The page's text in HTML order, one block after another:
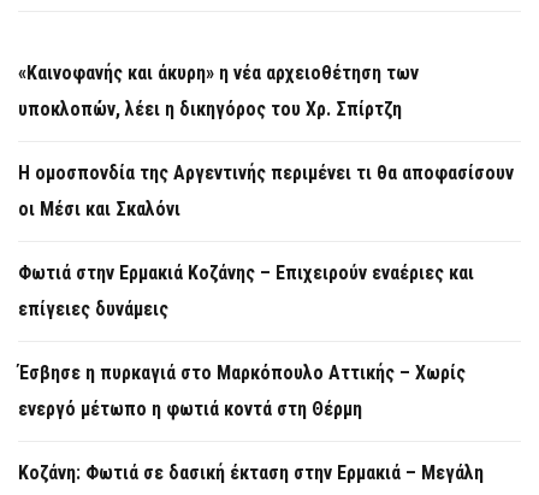
«Καινοφανής και άκυρη» η νέα αρχειοθέτηση των
υποκλοπών, λέει η δικηγόρος του Χρ. Σπίρτζη
Η ομοσπονδία της Αργεντινής περιμένει τι θα αποφασίσουν
οι Μέσι και Σκαλόνι
Φωτιά στην Ερμακιά Κοζάνης – Επιχειρούν εναέριες και
επίγειες δυνάμεις
Έσβησε η πυρκαγιά στο Μαρκόπουλο Αττικής – Χωρίς
ενεργό μέτωπο η φωτιά κοντά στη Θέρμη
Κοζάνη: Φωτιά σε δασική έκταση στην Ερμακιά – Μεγάλη